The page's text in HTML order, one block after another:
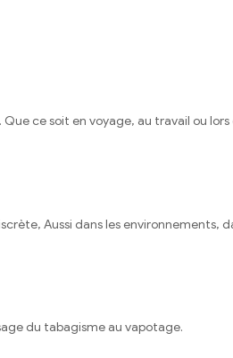
ce soit en voyage, au travail ou
Aussi dans les environnements,
du tabagisme au vapotage.